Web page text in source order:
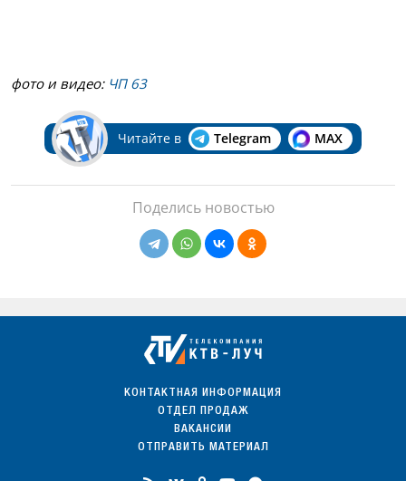
фото и видео: ЧП 63
Читайте в Telegram MAX
Поделись новостью
КОНТАКТНАЯ ИНФОРМАЦИЯ
ОТДЕЛ ПРОДАЖ
ВАКАНСИИ
ОТПРАВИТЬ МАТЕРИАЛ